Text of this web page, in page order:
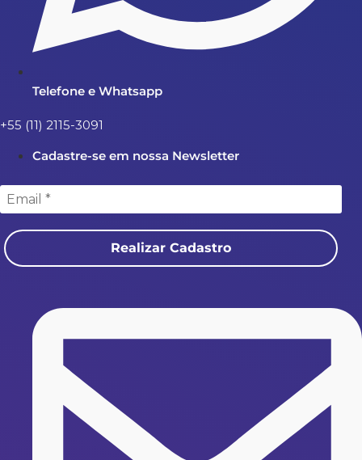
Telefone e Whatsapp
+55 (11) 2115-3091
Cadastre-se em nossa Newsletter
Realizar Cadastro